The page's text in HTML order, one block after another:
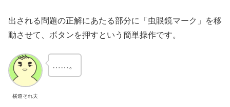
出される問題の正解にあたる部分に「虫眼鏡マーク」を移
動させて、ボタンを押すという簡単操作です。
横道それ夫
……。